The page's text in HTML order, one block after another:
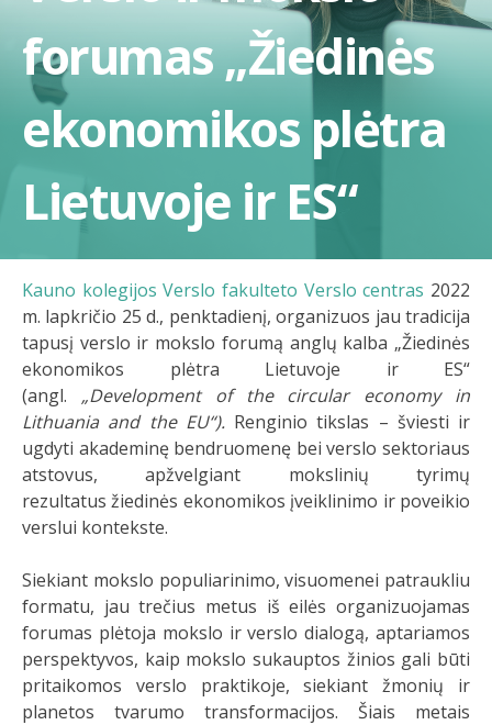
forumas „Žiedinės
ekonomikos plėtra
Lietuvoje ir ES“
Kauno kolegijos Verslo fakulteto Verslo centras 2022
m. lapkričio 25 d., penktadienį, organizuos jau tradicija
tapusį verslo ir mokslo forumą anglų kalba „Žiedinės
ekonomikos plėtra Lietuvoje ir ES“
(angl. „Development of the circular economy in
Lithuania and the EU“). Renginio tikslas – šviesti ir
ugdyti akademinę bendruomenę bei verslo sektoriaus
atstovus, apžvelgiant mokslinių tyrimų
rezultatusžiedinės ekonomikos įveiklinimo ir poveikio
verslui kontekste.
Siekiant mokslo populiarinimo, visuomenei patraukliu
formatu, jau trečius metus iš eilės organizuojamas
forumas plėtoja mokslo ir verslo dialogą, aptariamos
perspektyvos, kaip mokslo sukauptos žinios gali būti
pritaikomos verslo praktikoje, siekiant žmonių ir
planetos tvarumo transformacijos. Šiais metais